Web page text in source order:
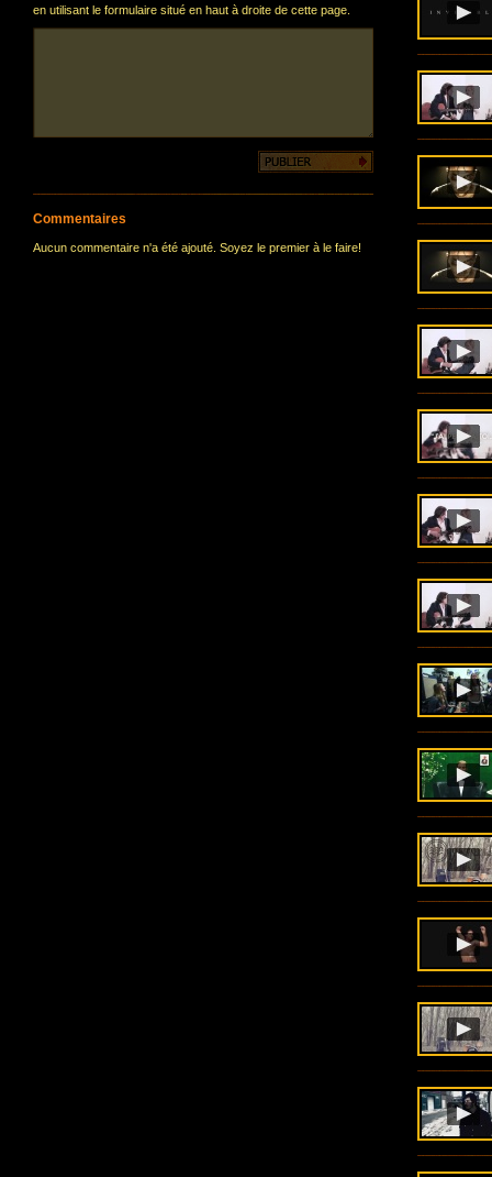
en utilisant le formulaire situé en haut à droite de cette page.
Commentaires
Aucun commentaire n'a été ajouté. Soyez le premier à le faire!